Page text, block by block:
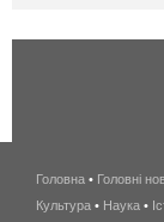
Головна • Головні
Культура • Наука •